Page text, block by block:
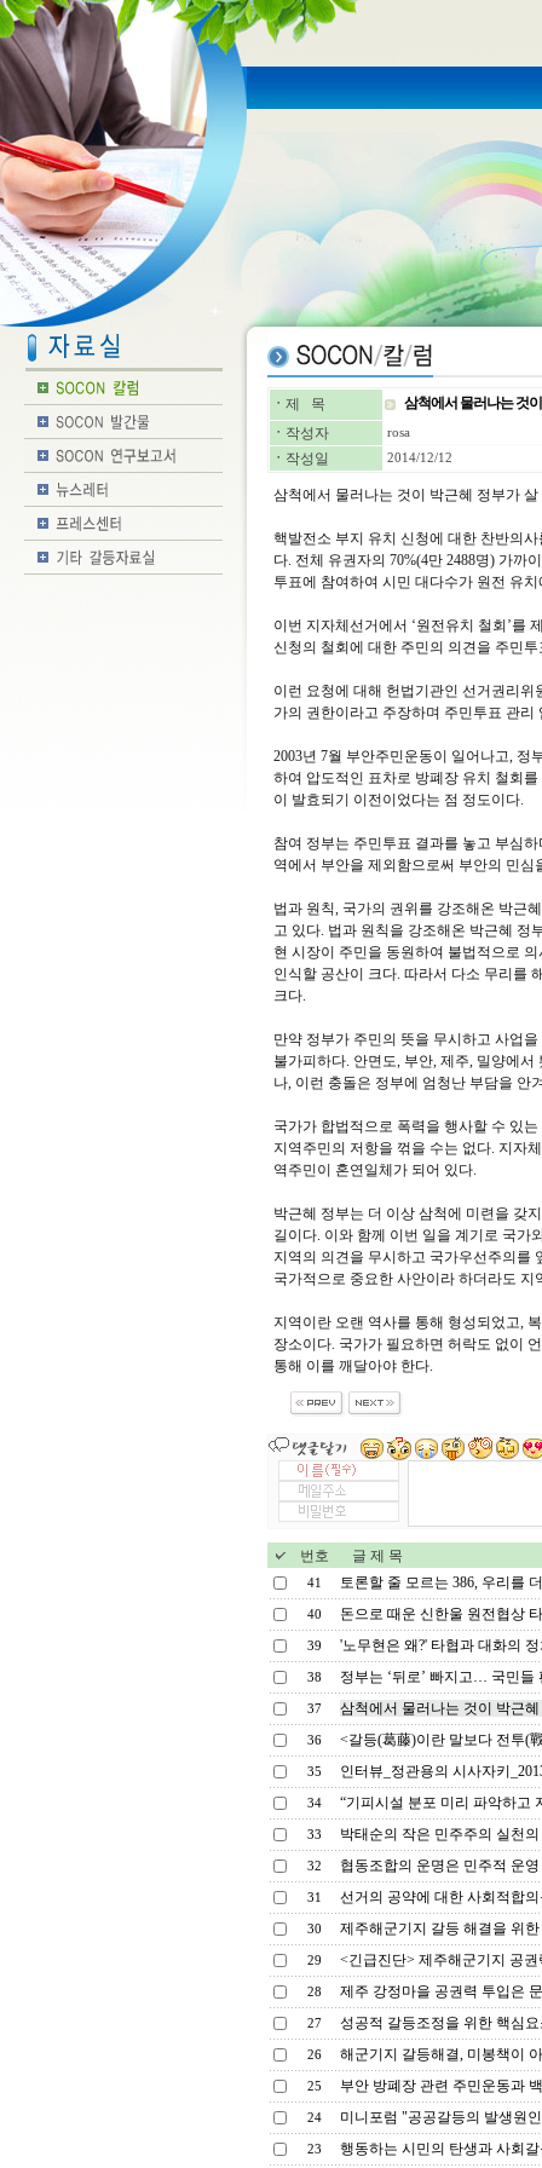
ㆍ 제 목
삼척에서 물러나는 것
ㆍ 작성자 rosa
ㆍ 작성일 2014/12/12
삼척에서 물러나는 것이 박근혜 정부가 살
핵발전소 부지 유치 신청에 대한 찬반의
다. 전체 유권자의 70%(4만 2488명) 가까
투표에 참여하여 시민 대다수가 원전 유
이번 지자체선거에서 ‘원전유치 철회’를
신청의 철회에 대한 주민의 의견을 주민
이런 요청에 대해 헌법기관인 선거권리
가의 권한이라고 주장하며 주민투표 관
2003년 7월 부안주민운동이 일어나고, 정
하여 압도적인 표차로 방폐장 유치 철회
이 발효되기 이전이었다는 점 정도이다.
참여 정부는 주민투표 결과를 놓고 부심
역에서 부안을 제외함으로써 부안의 민
법과 원칙, 국가의 권위를 강조해온 박근
고 있다. 법과 원칙을 강조해온 박근혜 정
현 시장이 주민을 동원하여 불법적으로
인식할 공산이 크다. 따라서 다소 무리를
크다.
만약 정부가 주민의 뜻을 무시하고 사업
불가피하다. 안면도, 부안, 제주, 밀양에
나, 이런 충돌은 정부에 엄청난 부담을 안
국가가 합법적으로 폭력을 행사할 수 있
지역주민의 저항을 꺾을 수는 없다. 지자
역주민이 혼연일체가 되어 있다.
박근혜 정부는 더 이상 삼척에 미련을 갖
길이다. 이와 함께 이번 일을 계기로 국가
지역의 의견을 무시하고 국가우선주의를
국가적으로 중요한 사안이라 하더라도
지역이란 오랜 역사를 통해 형성되었고,
장소이다. 국가가 필요하면 허락도 없이
통해 이를 깨달아야 한다.
번호 글 제 목
41 토론할 줄 모르는 386, 우리를
40 돈으로 때운 신한울 원전협상
39 '노무현은 왜?' 타협과 대화의
38 정부는 ‘뒤로’ 빠지고… 국민들
37 삼척에서 물러나는 것이 박근
36 <갈등(葛藤)이란 말보다 전투(
35 인터뷰_정관용의 시사자키
34 “기피시설 분포 미리 파악하고
33 박태순의 작은 민주주의 실천
32 협동조합의 운명은 민주적 운
31 선거의 공약에 대한 사회적합
30 제주해군기지 갈등 해결을 위
29 <긴급진단> 제주해군기지 공
28 제주 강정마을 공권력 투입은
27 성공적 갈등조정을 위한 핵심
26 해군기지 갈등해결, 미봉책이
25 부안 방폐장 관련 주민운동과
24 미니포럼 "공공갈등의 발생원
23 행동하는 시민의 탄생과 사회